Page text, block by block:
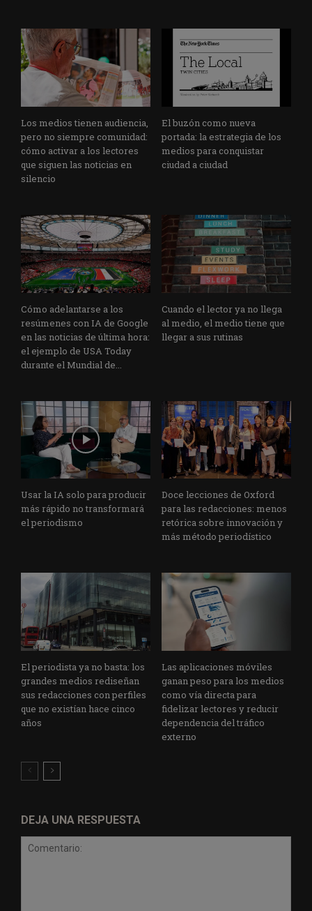
Los medios tienen audiencia,
pero no siempre comunidad:
cómo activar a los lectores
que siguen las noticias en
silencio
El buzón como nueva
portada: la estrategia de los
medios para conquistar
ciudad a ciudad
Cómo adelantarse a los
resúmenes con IA de Google
en las noticias de última hora:
el ejemplo de USA Today
durante el Mundial de...
Cuando el lector ya no llega
al medio, el medio tiene que
llegar a sus rutinas
Usar la IA solo para producir
más rápido no transformará
el periodismo
Doce lecciones de Oxford
para las redacciones: menos
retórica sobre innovación y
más método periodístico
El periodista ya no basta: los
grandes medios rediseñan
sus redacciones con perfiles
que no existían hace cinco
años
Las aplicaciones móviles
ganan peso para los medios
como vía directa para
fidelizar lectores y reducir
dependencia del tráfico
externo
DEJA UNA RESPUESTA